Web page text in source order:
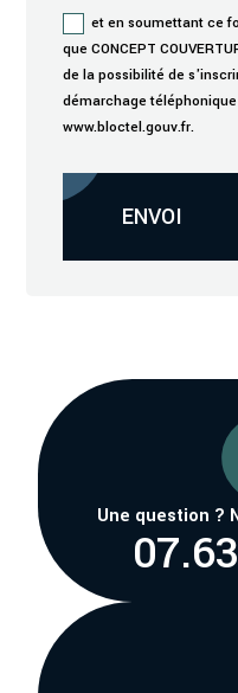
et en soumettant ce
que CONCEPT
de la possibilité de
démarchage
www.bloctel.gouv.fr.
ENVOI
Une question ?